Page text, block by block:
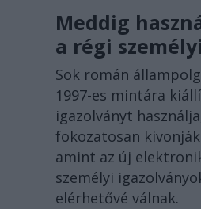
Meddig
a régi
Sok román
1997-es mintára
igazolványt
fokozatosan
amint az új
személyi
elérhetővé válnak.